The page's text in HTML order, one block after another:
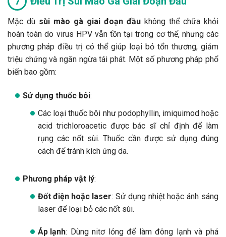
Mặc dù sùi mào gà giai đoạn đầu không thể chữa khỏi
hoàn toàn do virus HPV vẫn tồn tại trong cơ thể, nhưng các
phương pháp điều trị có thể giúp loại bỏ tổn thương, giảm
triệu chứng và ngăn ngừa tái phát. Một số phương pháp phổ
biến bao gồm:
Sử dụng thuốc bôi:
Các loại thuốc bôi như podophyllin, imiquimod hoặc
acid trichloroacetic được bác sĩ chỉ định để làm
rụng các nốt sùi. Thuốc cần được sử dụng đúng
cách để tránh kích ứng da.
Phương pháp vật lý:
Đốt điện hoặc laser: Sử dụng nhiệt hoặc ánh sáng
laser để loại bỏ các nốt sùi.
Áp lạnh: Dùng nitơ lỏng để làm đông lạnh và phá